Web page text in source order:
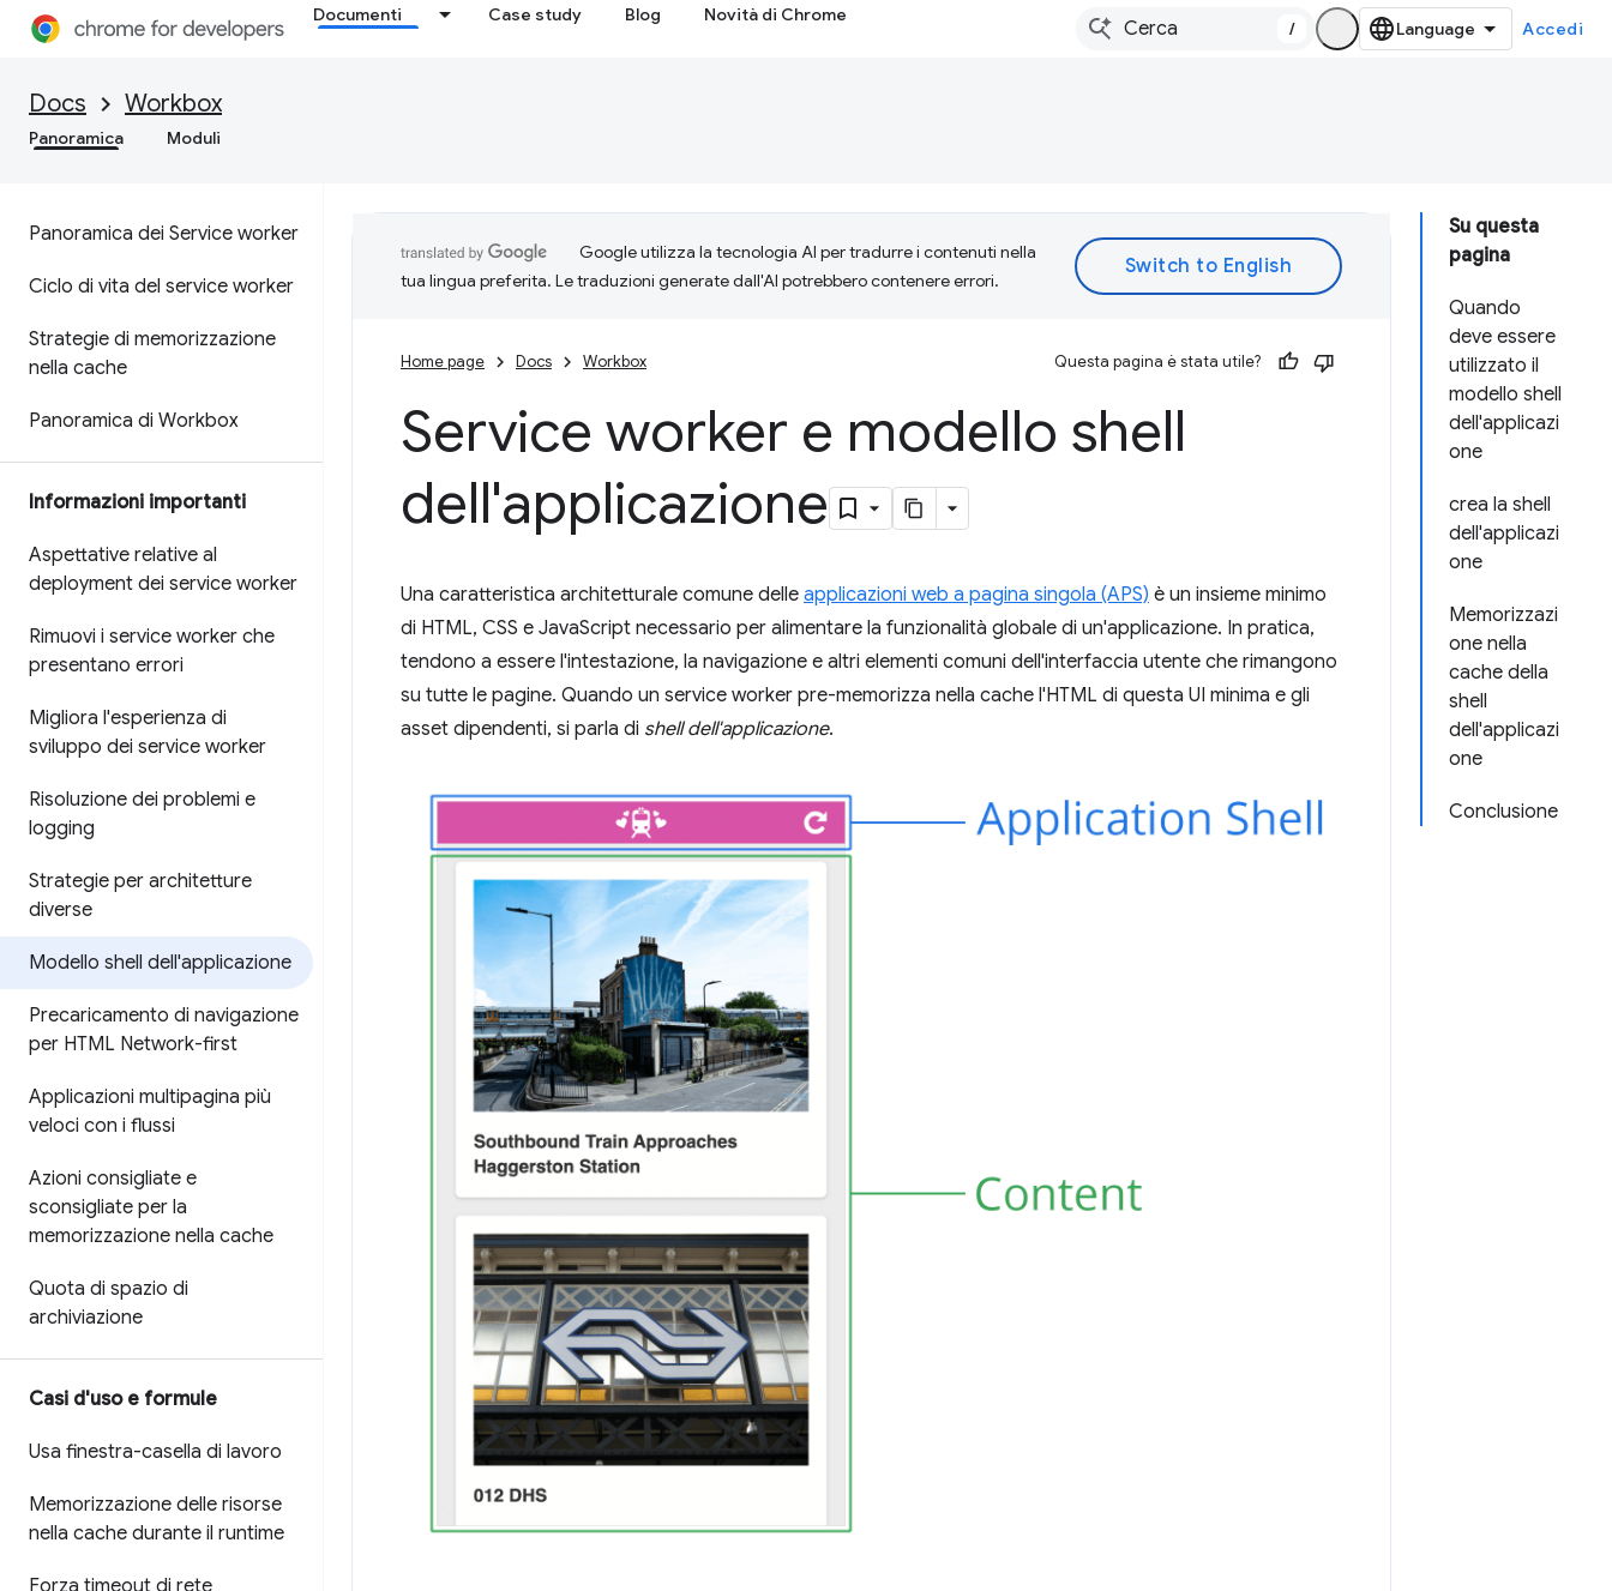
Documenti Case study Blog Novità di Chrome
/ Accedi
Docs Workbox
Panoramica Moduli
Panoramica dei Service worker
Ciclo di vita del service worker
Strategie di memorizzazione
nella cache
Panoramica di Workbox
Informazioni importanti
Aspettative relative al
deployment dei service worker
Rimuovi i service worker che
presentano errori
Migliora l'esperienza di
sviluppo dei service worker
Risoluzione dei problemi e
logging
Strategie per architetture
diverse
Modello shell dell'applicazione
Precaricamento di navigazione
per HTML Network-first
Applicazioni multipagina più
veloci con i flussi
Azioni consigliate e
sconsigliate per la
memorizzazione nella cache
Quota di spazio di
archiviazione
Casi d'uso e formule
Usa finestra-casella di lavoro
Memorizzazione delle risorse
nella cache durante il runtime
Forza timeout di rete
Su questa
pagina
Quando
deve essere
utilizzato il
modello shell
dell'applicazi
one
crea la shell
dell'applicazi
one
Memorizzazi
one nella
cache della
shell
dell'applicazi
one
Conclusione
Google utilizza la tecnologia AI per tradurre i contenuti nella
tua lingua preferita. Le traduzioni generate dall'AI potrebbero contenere errori.
Home page Docs Workbox Questa pagina è stata utile?
Service worker e modello shell
dell'applicazione
Una caratteristica architetturale comune delle applicazioni web a pagina singola (APS) è un insieme minimo
di HTML, CSS e JavaScript necessario per alimentare la funzionalità globale di un'applicazione. In pratica,
tendono a essere l'intestazione, la navigazione e altri elementi comuni dell'interfaccia utente che rimangono
su tutte le pagine. Quando un service worker pre-memorizza nella cache l'HTML di questa UI minima e gli
asset dipendenti, si parla di shell dell'applicazione.